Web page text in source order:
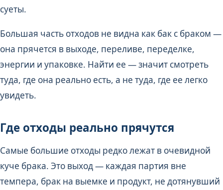
суеты.
Большая часть отходов не видна как бак с браком —
она прячется в выходе, переливе, переделке,
энергии и упаковке. Найти ее — значит смотреть
туда, где она реально есть, а не туда, где ее легко
увидеть.
Где отходы реально прячутся
Самые большие отходы редко лежат в очевидной
куче брака. Это выход — каждая партия вне
темпера, брак на выемке и продукт, не дотянувший